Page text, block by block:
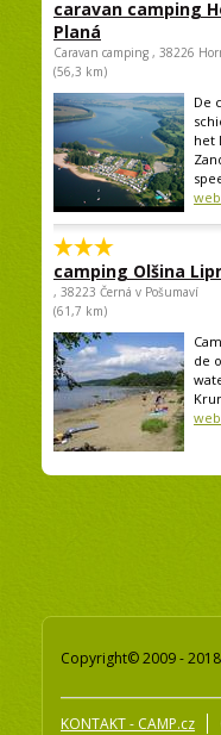
caravan camping
Planá
Caravan camping , 38226
(56,3 km)
De
het
camping Olšina
, 38223 Černá v Pošumaví
(61,7 km)
de
Copyright© 2009 -
KONTAKT - CAMP.cz